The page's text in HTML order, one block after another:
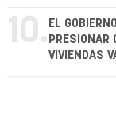
10. EL
PRESIONAR
VIVIENDAS